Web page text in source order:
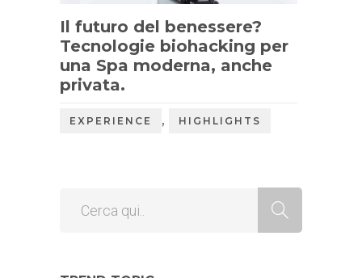
Il futuro del benessere?
Tecnologie biohacking per
una Spa moderna, anche
privata.
EXPERIENCE , HIGHLIGHTS